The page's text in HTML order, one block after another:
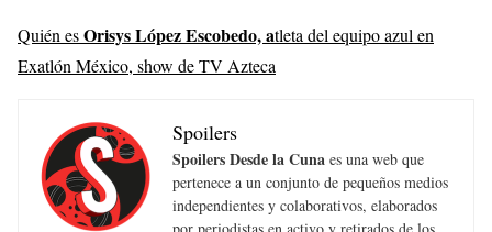
Quién esOrisys López Escobedo, atleta del equipo azul en
Exatlón México, show de TV Azteca
Spoilers
Spoilers Desde la Cuna es una web que
pertenece a un conjunto de pequeños medios
independientes y colaborativos, elaborados